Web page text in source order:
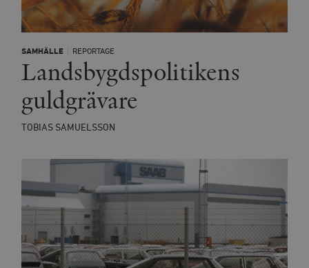
SAMHÄLLE REPORTAGE
Landsbygdspolitikens
guldgrävare
TOBIAS SAMUELSSON